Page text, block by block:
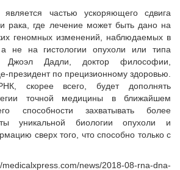
частью ускоряющего сдвига
рака, где лечение может быть дано на
геномных изменений, наблюдаемых в
не на гистологии опухоли или типа
Дадли, доктор философии,
президент по прецизионному здоровью.
скорее всего, будет дополнять
точной медицины в ближайшем
способности захватывать более
уникальной биологии опухоли и
сверх того, что способно только с
news/2018-08-rna-dna-